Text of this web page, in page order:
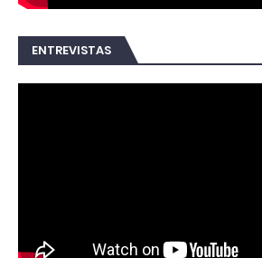
ENTREVISTAS